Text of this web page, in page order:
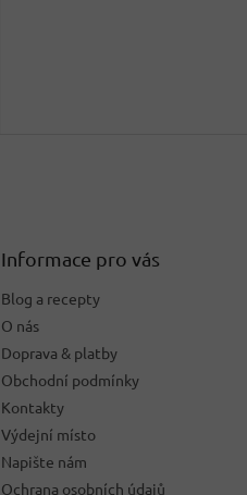
Informace pro vás
Blog a recepty
O nás
Doprava & platby
Obchodní podmínky
Kontakty
Výdejní místo
Napište nám
Ochrana osobních údajů